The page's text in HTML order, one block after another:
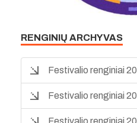
RENGINIŲ ARCHYVAS
Festivalio renginiai
Festivalio renginiai